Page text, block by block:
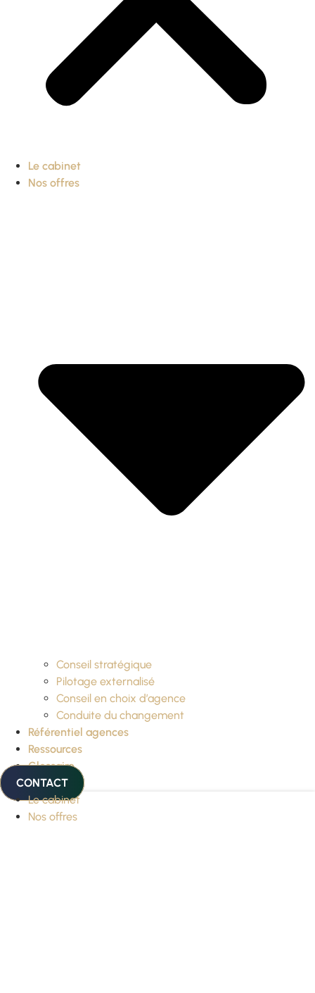
Le cabinet
Nos offres
Conseil stratégique
Pilotage externalisé
Conseil en choix d’agence
Conduite du changement
Référentiel agences
Ressources
Glossaire
CONTACT
Le cabinet
Nos offres